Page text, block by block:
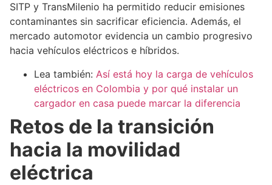
SITP y TransMilenio ha permitido reducir emisiones
contaminantes sin sacrificar eficiencia. Además, el
mercado automotor evidencia un cambio progresivo
hacia vehículos eléctricos e híbridos.
Lea también: Así está hoy la carga de vehículos
eléctricos en Colombia y por qué instalar un
cargador en casa puede marcar la diferencia
Retos de la transición
hacia la movilidad
eléctrica